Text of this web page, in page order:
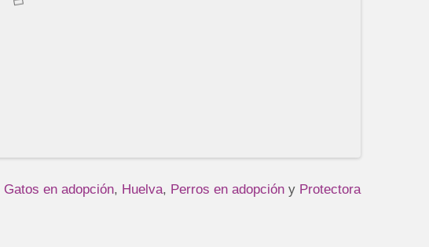
Gatos en adopción, Huelva, Perros en adopción y Protectora